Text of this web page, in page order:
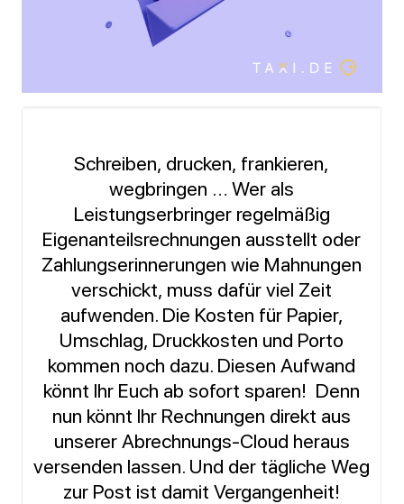
Schreiben, drucken, frankieren,
wegbringen … Wer als
Leistungserbringer regelmäßig
Eigenanteilsrechnungen ausstellt oder
Zahlungserinnerungen wie Mahnungen
verschickt, muss dafür viel Zeit
aufwenden. Die Kosten für Papier,
Umschlag, Druckkosten und Porto
kommen noch dazu. Diesen Aufwand
könnt Ihr Euch ab sofort sparen! Denn
nun könnt Ihr Rechnungen direkt aus
unserer Abrechnungs-Cloud heraus
versenden lassen. Und der tägliche Weg
zur Post ist damit Vergangenheit!